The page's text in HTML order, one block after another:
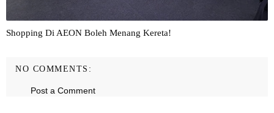
Shopping Di AEON Boleh Menang Kereta!
NO COMMENTS:
Post a Comment